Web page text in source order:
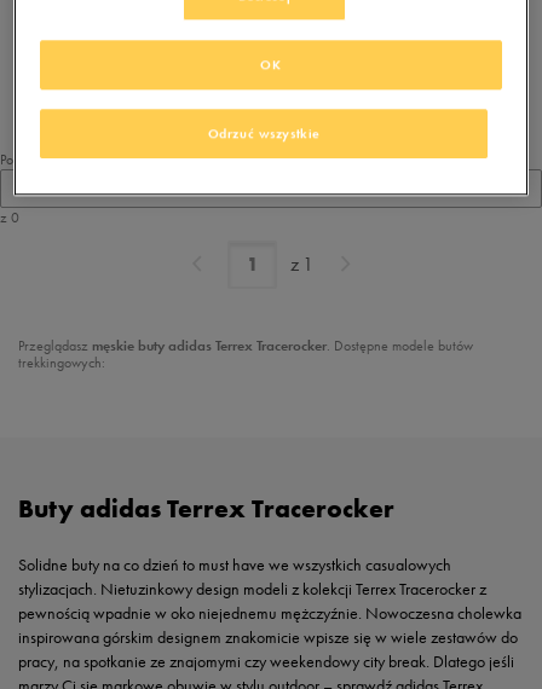
Brak produktów do wyświetlenia
Zmień kryteria wyszukiwania lub
usuń wybrane filtry
Pokaż
z 0
z 1
Przeglądasz męskie buty adidas Terrex Tracerocker. Dostępne modele butów
trekkingowych:
Buty adidas Terrex Tracerocker
Solidne buty na co dzień to must have we wszystkich casualowych
stylizacjach. Nietuzinkowy design modeli z kolekcji Terrex Tracerocker z
pewnością wpadnie w oko niejednemu mężczyźnie. Nowoczesna cholewka
inspirowana górskim designem znakomicie wpisze się w wiele zestawów do
pracy, na spotkanie ze znajomymi czy weekendowy city break. Dlatego jeśli
Odrzuć wszystkie
OK